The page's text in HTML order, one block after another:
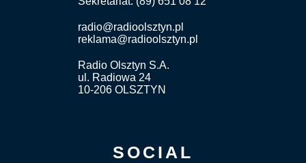
radio@radioolsztyn.pl
reklama@radioolsztyn.pl
Radio Olsztyn S.A.
ul. Radiowa 24
10-206 OLSZTYN
SOCIAL